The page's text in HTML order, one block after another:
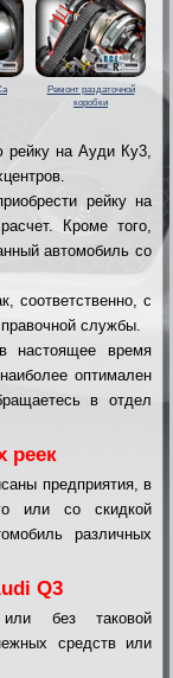
Ремонт раздаточной
коробки
рейку на Ауди Ку3,
рейку на
Кроме того,
автомобиль со
соответственно, с
службы.
настоящее время
оптимален
в отдел
реек
предприятия, в
или со скидкой
различных
Q3
без таковой
средств или